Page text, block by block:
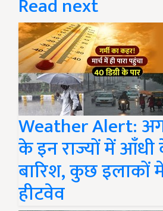
Read next
Weather Alert:
के इन राज्यों में आँधी
बारिश, कुछ इलाकों
हीटवेव